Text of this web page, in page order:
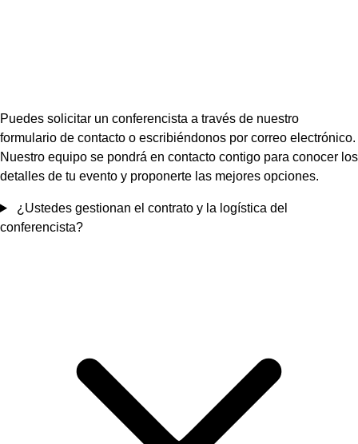
Puedes solicitar un conferencista a través de nuestro
formulario de contacto o escribiéndonos por correo electrónico.
Nuestro equipo se pondrá en contacto contigo para conocer los
detalles de tu evento y proponerte las mejores opciones.
¿Ustedes gestionan el contrato y la logística del
conferencista?